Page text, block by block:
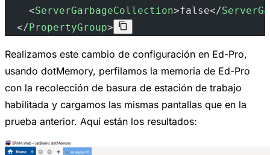
    <
ServerGarbageCollection>false</
  </
PropertyGroup>
Realizamos este cambio de configuración en Ed-Pro,
usando dotMemory, perfilamos la memoria de Ed-Pro
con la recolección de basura de estación de trabajo
habilitada y cargamos las mismas pantallas que en la
prueba anterior. Aquí están los resultados: